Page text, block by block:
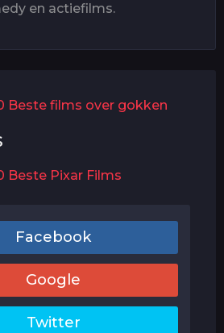
en actiefilms.
Beste films over gokken
Beste Pixar Films
Facebook
Google
Twitter